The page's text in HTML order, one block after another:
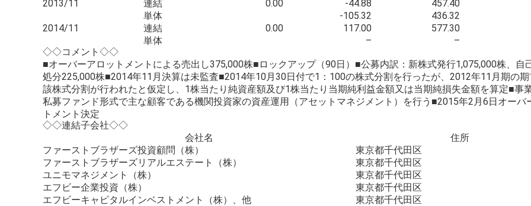
2013/11
連結 0.00 -44.88
457.40
単体
-105.32
436.32
2014/11
連結 0.00 117.00
577.30
単体
–
–
◇◇コメント◇◇
■オーバーアロットメントによる売出し375,000株■ロックアップ（90日）■公募内訳：新株式発行1,075,000株、自
処分225,000株■2014年11月決算は未監査■2014年10月30日付で1：100の株式分割を行ったが、2012年11月期の
該株式分割が行われたと仮定し、1株当たり純資産額及び1株当たり当期純利益金額又は当期純損失金額を算定■事
私募ファンド形式で主な顧客である機関投資家の資産運用（アセットマネジメント）を行う■2015年2月6日オーバ
トメント決定
◇◇連結子会社◇◇
会社名
住所
ファーストブラザーズ投資顧問（株）
東京都千代田区
ファーストブラザーズリアルエステート（株）
東京都千代田区
ユニモマネジメント（株）
東京都千代田区
エフビー企業投資（株）
東京都千代田区
エフビーキャピタルインベストメント（株）、他
東京都千代田区